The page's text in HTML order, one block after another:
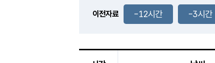
-
이전자료 -12시간 -3시간